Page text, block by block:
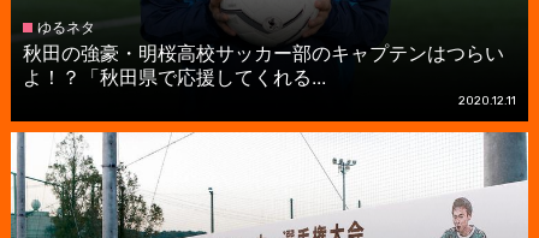
ゆるネタ
秋田の強豪・明桜高校サッカー部のキャプテンはつらい
よ！？「秋田県で応援してくれる...
2020.12.11